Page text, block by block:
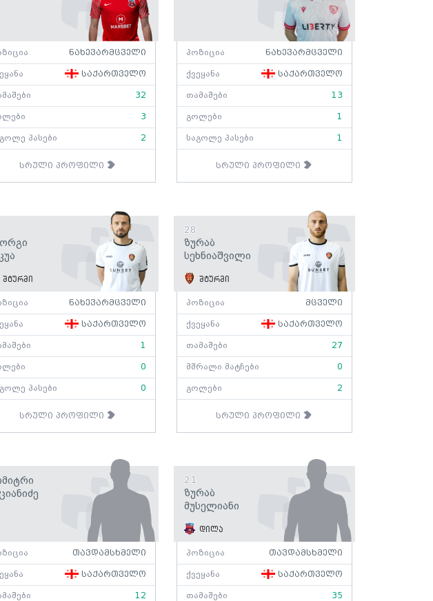
ნახევარმცველი
საქართველო
32
3
პასები 2
სრული პროფილი
პოზიცია ნახევარმცველი
ქვეყანა საქართველო
თამაშები 13
გოლები 1
საგოლე პასები 1
სრული პროფილი
შტურმი
ნახევარმცველი
საქართველო
1
0
პასები 0
სრული პროფილი
28
Ზურაბ
Სეხნიაშვილი
შტურმი
პოზიცია მცველი
ქვეყანა საქართველო
თამაშები 27
მშრალი მატჩები 0
გოლები 2
სრული პროფილი
თავდამსხმელი
საქართველო
12
21
Ზურაბ
Მუსელიანი
დილა
პოზიცია თავდამსხმელი
ქვეყანა საქართველო
თამაშები 35